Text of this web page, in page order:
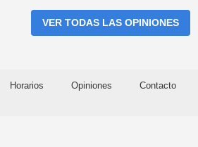
VER TODAS LAS OPINIONES
Horarios Opiniones Contacto